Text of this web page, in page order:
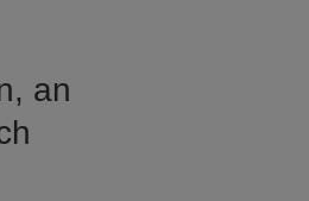
an